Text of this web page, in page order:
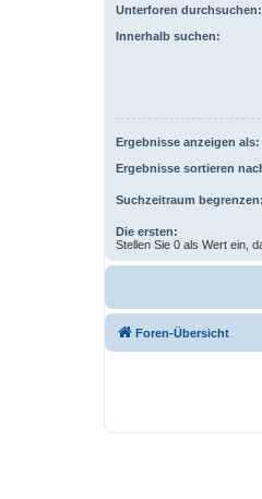
Unterforen durchsuchen:
Innerhalb suchen:
Ergebnisse anzeigen als:
Ergebnisse sortieren
Suchzeitraum begrenzen:
Die ersten:
Stellen Sie 0 als Wert ein,
Foren-Übersicht